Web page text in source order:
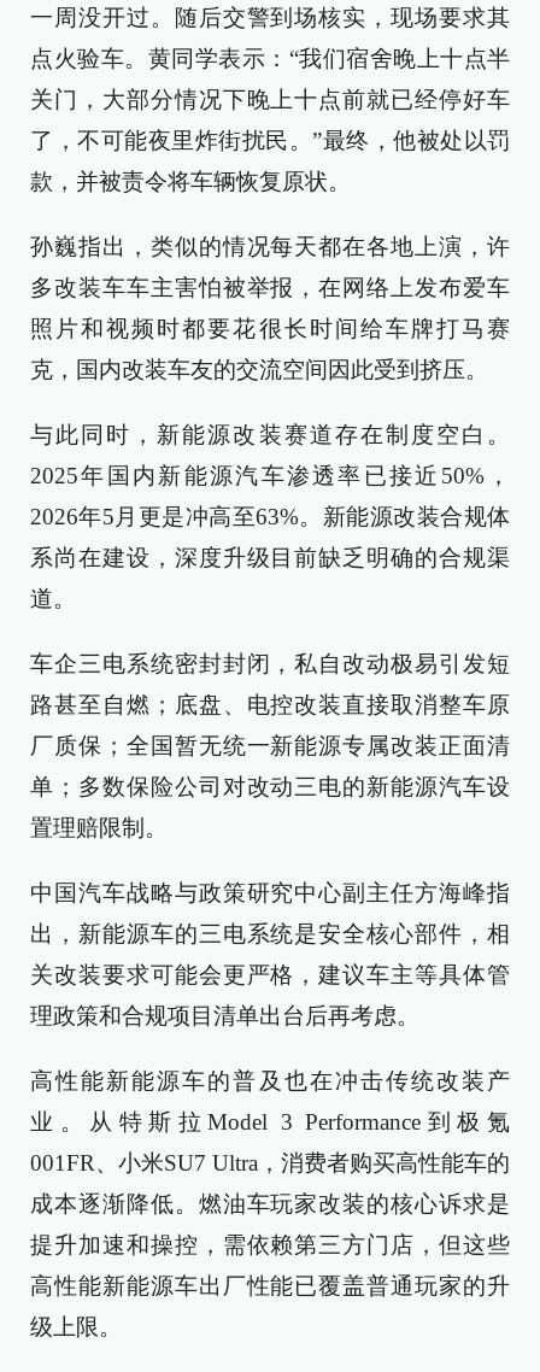
一周没开过。随后交警到场核实，现场要求其
点火验车。黄同学表示：“我们宿舍晚上十点半
关门，大部分情况下晚上十点前就已经停好车
了，不可能夜里炸街扰民。”最终，他被处以罚
款，并被责令将车辆恢复原状。
孙巍指出，类似的情况每天都在各地上演，许
多改装车车主害怕被举报，在网络上发布爱车
照片和视频时都要花很长时间给车牌打马赛
克，国内改装车友的交流空间因此受到挤压。
与此同时，新能源改装赛道存在制度空白。
2025年国内新能源汽车渗透率已接近50%，
2026年5月更是冲高至63%。新能源改装合规体
系尚在建设，深度升级目前缺乏明确的合规渠
道。
车企三电系统密封封闭，私自改动极易引发短
路甚至自燃；底盘、电控改装直接取消整车原
厂质保；全国暂无统一新能源专属改装正面清
单；多数保险公司对改动三电的新能源汽车设
置理赔限制。
中国汽车战略与政策研究中心副主任方海峰指
出，新能源车的三电系统是安全核心部件，相
关改装要求可能会更严格，建议车主等具体管
理政策和合规项目清单出台后再考虑。
高性能新能源车的普及也在冲击传统改装产
业。从特斯拉Model 3 Performance到极氪
001FR、小米SU7 Ultra，消费者购买高性能车的
成本逐渐降低。燃油车玩家改装的核心诉求是
提升加速和操控，需依赖第三方门店，但这些
高性能新能源车出厂性能已覆盖普通玩家的升
级上限。